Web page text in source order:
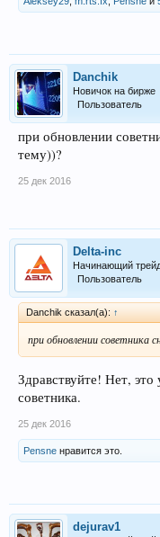
Danchik
Новичок на бирже
Пользователь
при обновлении
тему))?
25 дек 2016
Delta-inc
Начинающий
Пользователь
Danchik сказал(а): ↑
при обновлении советника
Здравствуйте! Нет, это
советника.
25 дек 2016
Pensne нравится это.
dejurav1